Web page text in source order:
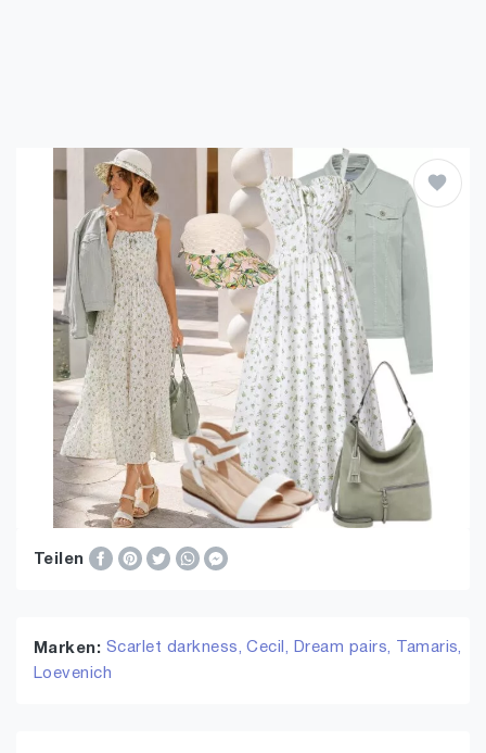
Teilen
Marken: Scarlet darkness,Cecil, Dream pairs,
Tamaris,
Loevenich